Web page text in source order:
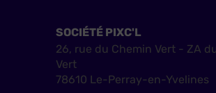
SOCIÉTÉ PIXC'L
26, rue du Chemin Vert - ZA
Vert
78610 Le-Perray-en-Yvelines